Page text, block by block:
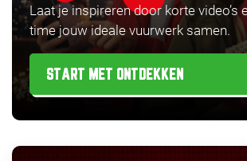
Laat je inspireren door korte video’s
time jouw ideale vuurwerk samen.
START MET ONTDEKKEN